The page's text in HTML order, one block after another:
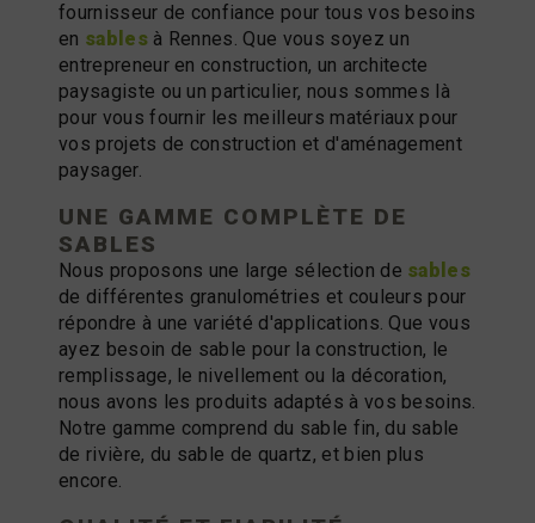
fournisseur de confiance pour tous vos besoins
en sablesà Rennes. Que vous soyez un
entrepreneur en construction, un architecte
paysagiste ou un particulier, nous sommes là
pour vous fournir les meilleurs matériaux pour
vos projets de construction et d'aménagement
paysager.
UNE GAMME COMPLÈTE DE
SABLES
Nous proposons une large sélection de sables
de différentes granulométries et couleurs pour
répondre à une variété d'applications. Que vous
ayez besoin de sable pour la construction, le
remplissage, le nivellement ou la décoration,
nous avons les produits adaptés à vos besoins.
Notre gamme comprend du sable fin, du sable
de rivière, du sable de quartz, et bien plus
encore.